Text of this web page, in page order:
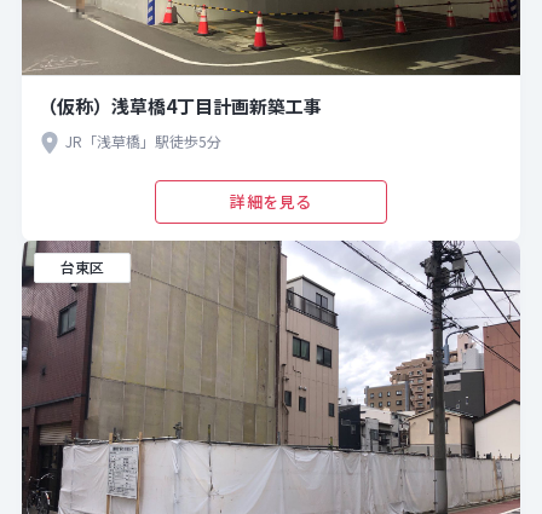
（仮称）浅草橋4丁目計画新築工事
JR「浅草橋」駅徒歩5分
詳細を見る
台東区